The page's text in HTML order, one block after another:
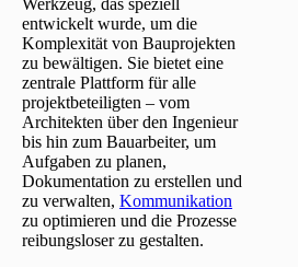
Werkzeug, das speziell
entwickelt wurde, um die
Komplexität von Bauprojekten
zu bewältigen. Sie bietet eine
zentrale Plattform für alle
projektbeteiligten – vom
Architekten über den Ingenieur
bis hin zum Bauarbeiter, um
Aufgaben zu planen,
Dokumentation zu erstellen und
zu verwalten, Kommunikation
zu optimieren und die Prozesse
reibungsloser zu gestalten.